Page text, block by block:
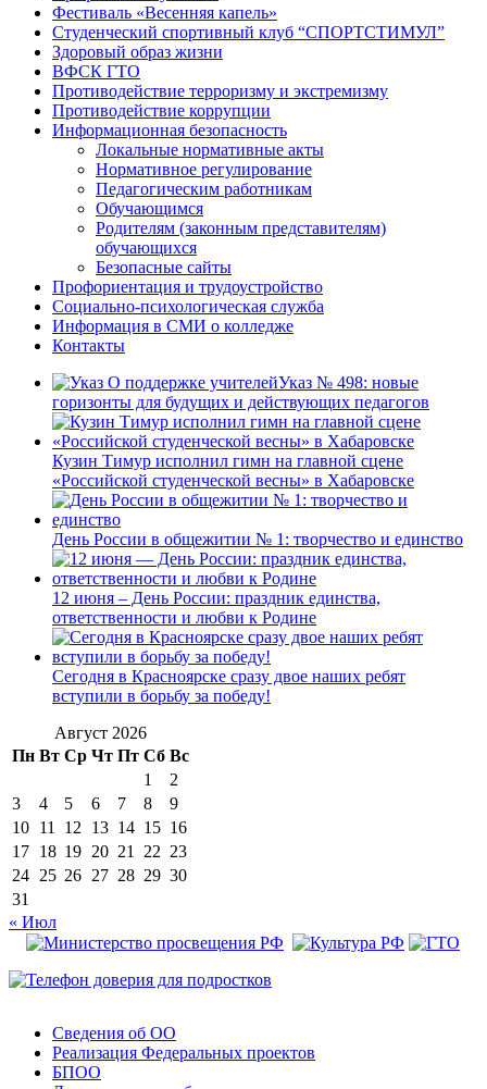
Фестиваль «Весенняя капель»
Студенческий спортивный клуб “СПОРТСТИМУЛ”
Здоровый образ жизни
ВФСК ГТО
Противодействие терроризму и экстремизму
Противодействие коррупции
Информационная безопасность
Локальные нормативные акты
Нормативное регулирование
Педагогическим работникам
Обучающимся
Родителям (законным представителям)
обучающихся
Безопасные сайты
Профориентация и трудоустройство
Социально-психологическая служба
Информация в СМИ о колледже
Контакты
Указ № 498: новые
горизонты для будущих и действующих педагогов
Кузин Тимур исполнил гимн на главной сцене
«Российской студенческой весны» в Хабаровске
День России в общежитии № 1: творчество и единство
12 июня – День России: праздник единства,
ответственности и любви к Родине
Сегодня в Красноярске сразу двое наших ребят
вступили в борьбу за победу!
Август 2026
Пн Вт Ср Чт Пт Сб Вс
1
2
3
4 5 6 7 8
9
10 11 12 13 14 15 16
17 18 19 20 21 22 23
24 25 26 27 28 29 30
31
« Июл
Сведения об ОО
Реализация Федеральных проектов
БПОО